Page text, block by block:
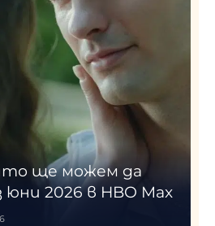
ще можем да
юни 2026 в HBO Max